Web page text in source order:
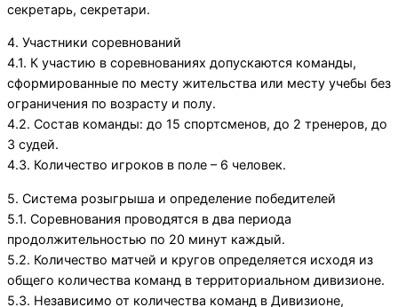
секретарь, секретари.
4. Участники соревнований
4.1. К участию в соревнованиях допускаются команды,
сформированные по месту жительства или месту учебы без
ограничения по возрасту и полу.
4.2. Состав команды: до 15 спортсменов, до 2 тренеров, до
3 судей.
4.3. Количество игроков в поле – 6 человек.
5. Система розыгрыша и определение победителей
5.1. Соревнования проводятся в два периода
продолжительностью по 20 минут каждый.
5.2. Количество матчей и кругов определяется исходя из
общего количества команд в территориальном дивизионе.
5.3. Независимо от количества команд в Дивизионе,